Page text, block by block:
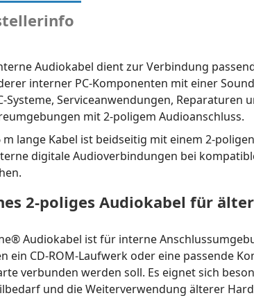
Audiokabel dient zur Verbindung
interner PC-Komponenten mit einer
Systeme, Serviceanwendungen, Reparaturen
mit 2-poligem Audioanschluss.
m lange Kabel ist beidseitig mit einem 2-
digitale Audioverbindungen bei
2-poliges Audiokabel für
Audiokabel ist für interne
ein CD-ROM-Laufwerk oder eine passende
verbunden werden soll. Es eignet sich
und die Weiterverwendung älterer